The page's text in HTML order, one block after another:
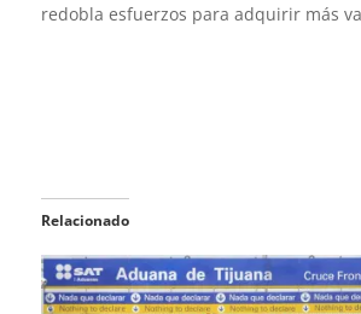
redobla esfuerzos para adquirir más
Relacionado